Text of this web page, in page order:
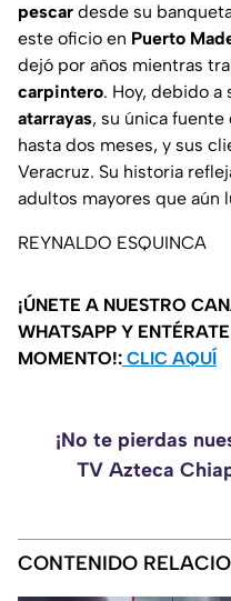
pescar desde su
este oficio en Puerto
dejó por años mientras
carpintero. Hoy, debido a
atarrayas, su única
hasta dos meses, y sus
Veracruz. Su historia
adultos mayores que aún
REYNALDO ESQUINCA
¡ÚNETE A NUESTRO
WHATSAPP Y
MOMENTO!: CLIC AQUÍ
¡No te pierdas
TV Azteca
CONTENIDO